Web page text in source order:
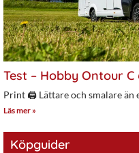
Test – Hobby Ontour C
Print 🖨 Lättare och smalare än
Läs mer »
Köpguider